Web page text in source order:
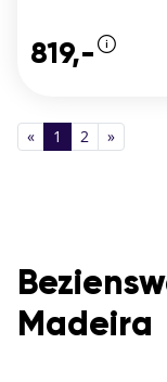
819,-
« 1 2 »
Madeira